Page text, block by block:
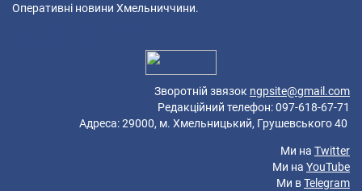
Оперативні новини Хмельниччини.
Зворотній звязок ngpsite@gmail.com
Редакційний телефон: 097-618-67-71
Адреса: 29000, м. Хмельницький, Грушевського 40
Ми на Twitter
Ми на YouTube
Ми вTelegram